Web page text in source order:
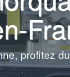
profitez